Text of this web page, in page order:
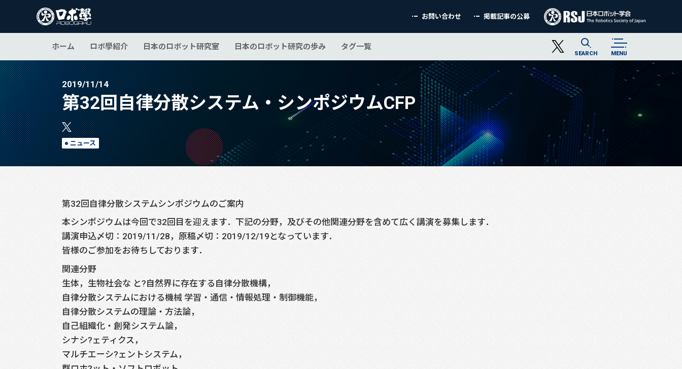
お問い合わせ 掲載記事の公募
ホーム ロボ學紹介 日本のロボット研究室 日本のロボット研究の歩み タグ一覧
SEARCH MENU
2019/11/14
第32回自律分散システム・シンポジウムCFP
ニュース
第32回自律分散システムシンポジウムのご案内
本シンポジウムは今回で32回目を迎えます．下記の分野，及びその他関連分野を含めて広く講演を募集します．
講演申込〆切：2019/11/28，原稿〆切：2019/12/19となっています．
皆様のご参加をお待ちしております．
関連分野
生体，生物社会な と?自然界に存在する自律分散機構，
自律分散システムにおける機械 学習・通信・情報処理・制御機能，
自律分散システムの理論・方法論，
自己組織化・創発システム論，
シナシ?ェティクス，
マルチエーシ?ェントシステム，